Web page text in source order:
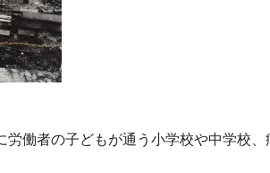
労働者の子どもが通う小学校や中学校